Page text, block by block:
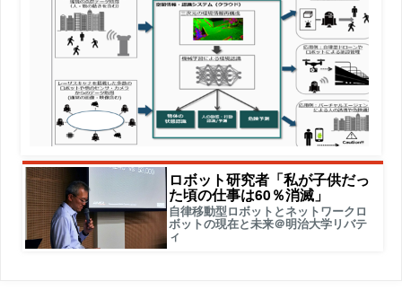
ロボット研究者「私が子供だっ
た頃の仕事は60％消滅」
自律移動型ロボットとネットワークロ
ボットの現在と未来＠明治大学リバテ
ィ